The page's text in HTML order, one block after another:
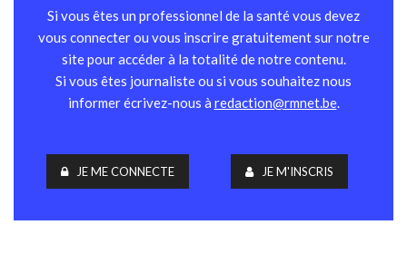
Si vous êtes un professionnel de la santé vous devez
vous connecter ou vous inscrire gratuitement sur notre
site pour accéder à la totalité de notre contenu.
Si vous êtes journaliste ou si vous souhaitez nous
informer écrivez-nous à redaction@rmnet.be.
JE ME CONNECTE JE M'INSCRIS